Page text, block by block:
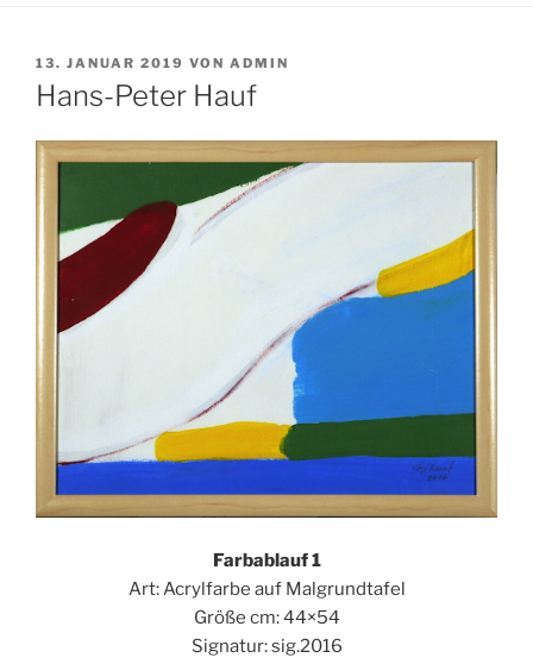
VERÖFFENTLICHT
AM
13. JANUAR 2019 VON ADMIN
Hans-Peter Hauf
Farbablauf 1
Art: Acrylfarbe auf Malgrundtafel
Größe cm: 44×54
Signatur: sig.2016